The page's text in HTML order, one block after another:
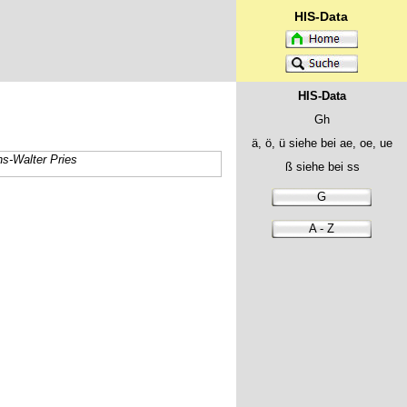
HIS-Data
HIS-Data
Gh
ä, ö, ü siehe bei ae, oe, ue
ß siehe bei ss
G
A - Z
Walter Pries